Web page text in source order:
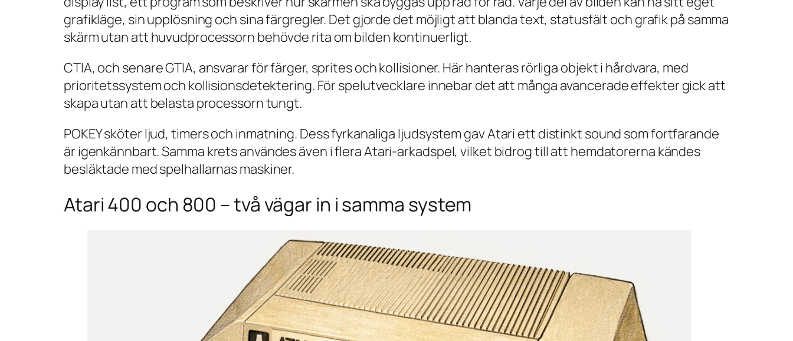
grafikläge, sin upplösning och sina färgregler. Det gjorde det möjligt att blanda text, statusfält och grafik på samma
skärm utan att huvudprocessorn behövde rita om bilden kontinuerligt.
CTIA, och senare GTIA, ansvarar för färger, sprites och kollisioner. Här hanteras rörliga objekt i hårdvara, med
prioritetssystem och kollisionsdetektering. För spelutvecklare innebar det att många avancerade effekter gick att
skapa utan att belasta processorn tungt.
POKEY sköter ljud, timers och inmatning. Dess fyrkanaliga ljudsystem gav Atari ett distinkt sound som fortfarande
är igenkännbart. Samma krets användes även i flera Atari-arkadspel, vilket bidrog till att hemdatorerna kändes
besläktade med spelhallarnas maskiner.
Atari 400 och 800 – två vägar in i samma system